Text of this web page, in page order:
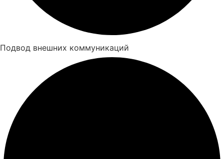
Подвод внешних коммуникаций